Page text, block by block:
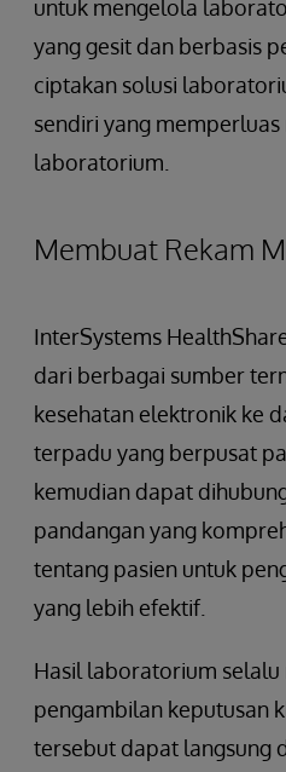
untuk mengelola
yang gesit dan berbasis
ciptakan solusi
sendiri yang
laboratorium.
Membuat Rekam
InterSystems
dari berbagai sumber
kesehatan elektronik ke
terpadu yang berpusat
kemudian dapat
pandangan yang
tentang pasien untuk
yang lebih efektif.
Hasil laboratorium selalu
pengambilan keputusan
tersebut dapat langsung